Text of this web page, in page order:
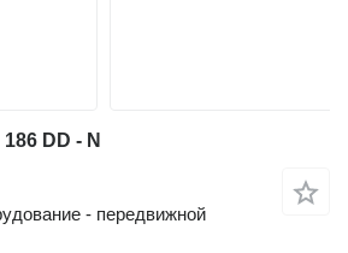
DD - N
- передвижной